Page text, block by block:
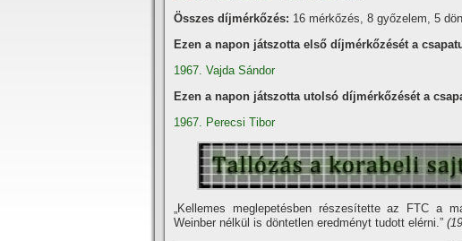
Összes díjmérkőzés: 16 mérkőzés, 8 győzelem, 5
Ezen a napon játszotta első díjmérkőzését a
1967. Vajda Sándor
Ezen a napon játszotta utolsó díjmérkőzését a
1967. Perecsi Tibor
„Kellemes meglepetésben részesí­tette az FTC a
Weinber nélkül is döntetlen eredményt tudott elérni.”